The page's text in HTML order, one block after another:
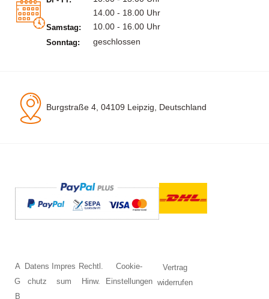
14.00 - 18.00 Uhr
Samstag: 10.00 - 16.00 Uhr
Sonntag: geschlossen
Burgstraße 4, 04109 Leipzig, Deutschland
A
G
B
Datens
chutz
Impres
sum
Rechtl.
Hinw.
Cookie-
Einstellungen
Vertrag
widerrufen